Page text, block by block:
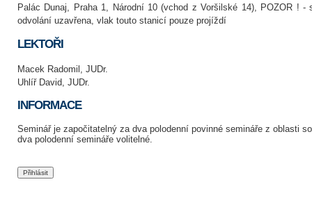
Palác Dunaj, Praha 1, Národní 10 (vchod z Voršilské 14), POZOR ! -
odvolání uzavřena, vlak touto stanicí pouze projíždí
LEKTOŘI
Macek Radomil, JUDr.
Uhlíř David, JUDr.
INFORMACE
Seminář je započitatelný za dva polodenní povinné semináře z oblasti
dva polodenní semináře volitelné.